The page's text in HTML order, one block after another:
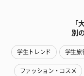
「
別
学生トレンド 学生旅
ファッション・コスメ